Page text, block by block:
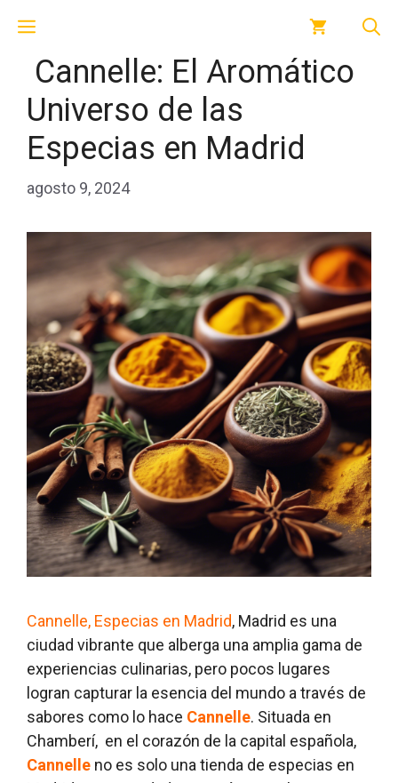
contenido
Menú
Cannelle: El Aromático
Universo de las
Especias en Madrid
agosto 9, 2024
Cannelle, Especias en Madrid, Madrid es una
ciudad vibrante que alberga una amplia gama de
experiencias culinarias, pero pocos lugares
logran capturar la esencia del mundo a través de
sabores como lo hace Cannelle. Situada en
Chamberí, en el corazón de la capital española,
Cannelle no es solo una tienda de especias en